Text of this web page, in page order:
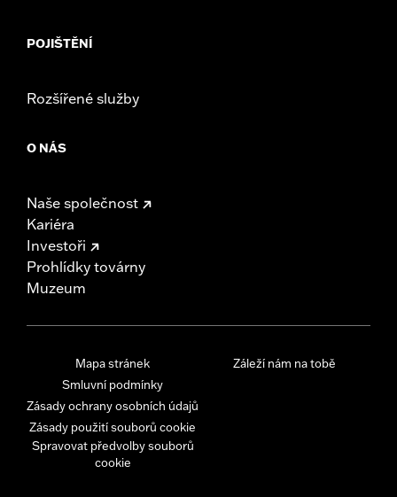
POJIŠTĚNÍ
Rozšířené služby
O NÁS
Naše společnost
Kariéra
Investoři
Prohlídky továrny
Muzeum
Mapa stránek
Smluvní podmínky
Zásady ochrany osobních údajů
Zásady použití souborů cookie
Spravovat předvolby souborů
cookie
Záleží nám na tobě